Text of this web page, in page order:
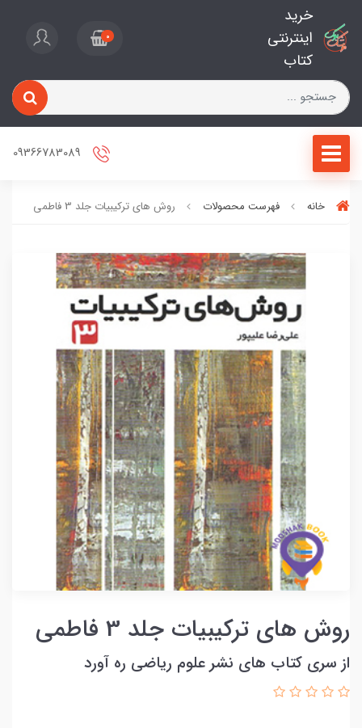
خرید
اینترنتی
کتاب
0
خانه فهرست محصولات روش های ترکیبیات جلد 3 فاطمی
روش های ترکیبیات جلد 3 فاطمی
از سری کتاب های نشر علوم ریاضی ره آورد